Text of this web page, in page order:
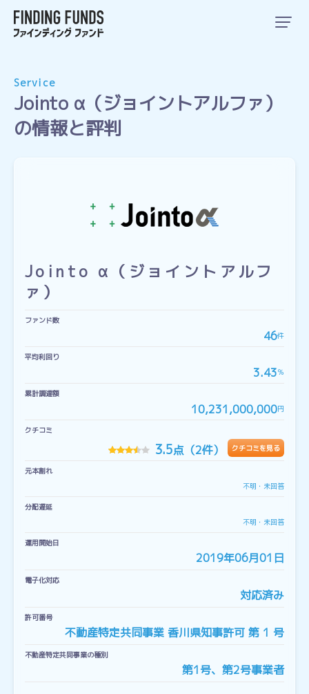
Service
Jointo α（ジョイントアルファ）
の情報と評判
Jointo α（ジョイントアルフ
ァ）
ファンド数
46件
平均利回り
3.43％
累計調達額
10,231,000,000円
クチコミ
3.5点（2件） クチコミを見る
元本割れ
不明・未回答
分配遅延
不明・未回答
運用開始日
2019年06月01日
電子化対応
対応済み
許可番号
不動産特定共同事業 香川県知事許可 第 1 号
不動産特定共同事業の種別
第1号、第2号事業者